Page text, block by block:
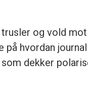
og vold
på hvordan
dekker